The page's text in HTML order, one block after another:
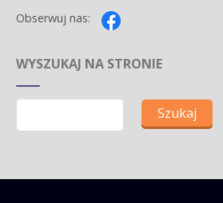
Obserwuj nas:
WYSZUKAJ NA STRONIE